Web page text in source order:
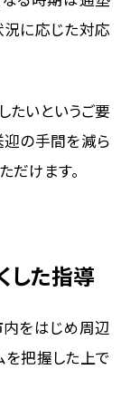
況に応じた対応
たいというご要
迎の手間を減ら
だけます。
した指導
をはじめ周辺
を把握した上で